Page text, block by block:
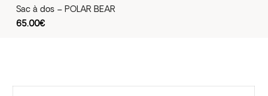
Sac à dos – POLAR BEAR
65.00€